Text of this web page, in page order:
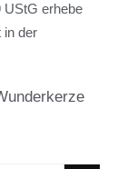
UStG erhebe
in der